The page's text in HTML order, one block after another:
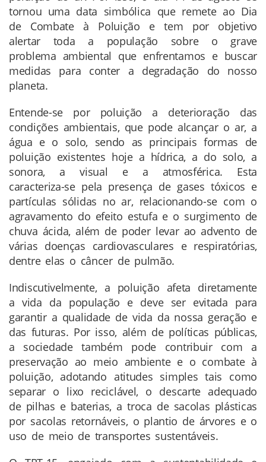
tornou uma data simbólica que remete ao Dia
de Combate à Poluição e tem por objetivo
alertar toda a população sobre o grave
problema ambiental que enfrentamos e buscar
medidas para conter a degradação do nosso
planeta.
Entende-se por poluição a deterioração das
condições ambientais, que pode alcançar o ar, a
água e o solo, sendo as principais formas de
poluição existentes hoje a hídrica, a do solo, a
sonora, a visual e a atmosférica. Esta
caracteriza-se pela presença de gases tóxicos e
partículas sólidas no ar, relacionando-se com o
agravamento do efeito estufa e o surgimento de
chuva ácida, além de poder levar ao advento de
várias doenças cardiovasculares e respiratórias,
dentre elas o câncer de pulmão.
Indiscutivelmente, a poluição afeta diretamente
a vida da população e deve ser evitada para
garantir a qualidade de vida da nossa geração e
das futuras. Por isso, além de políticas públicas,
a sociedade também pode contribuir com a
preservação ao meio ambiente e o combate à
poluição, adotando atitudes simples tais como
separar o lixo reciclável, o descarte adequado
de pilhas e baterias, a troca de sacolas plásticas
por sacolas retornáveis, o plantio de árvores e o
uso de meio de transportes sustentáveis.